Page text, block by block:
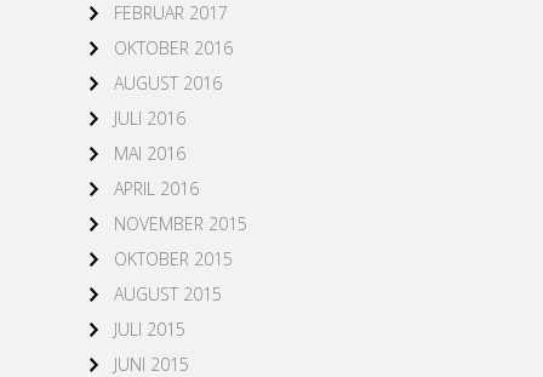
FEBRUAR 2017
OKTOBER 2016
AUGUST 2016
JULI 2016
MAI 2016
APRIL 2016
NOVEMBER 2015
OKTOBER 2015
AUGUST 2015
JULI 2015
JUNI 2015